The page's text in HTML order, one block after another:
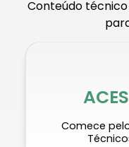
Conteúdo
Comece